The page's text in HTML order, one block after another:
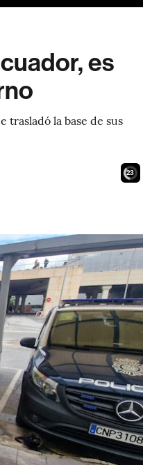
es
trasladó la base de sus
21